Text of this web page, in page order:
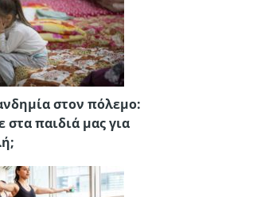
στον πόλεμο:
στα παιδιά μας για